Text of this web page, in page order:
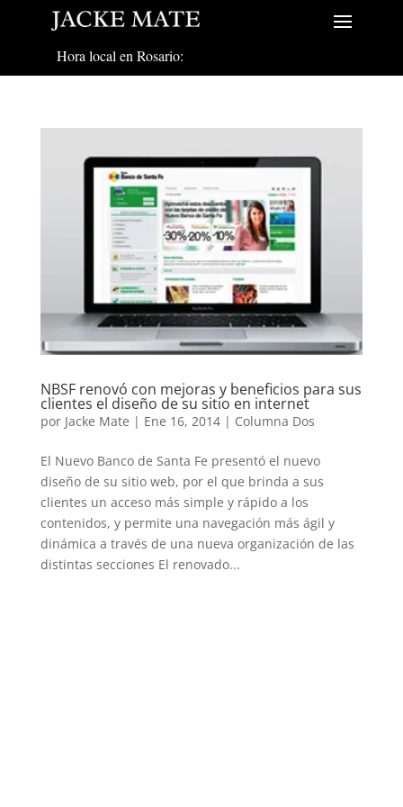
Hora local en Rosario:
NBSF renovó con mejoras y beneficios para sus
clientes el diseño de su sitio en internet
por Jacke Mate | Ene 16, 2014| Columna Dos
El Nuevo Banco de Santa Fe presentó el nuevo
diseño de su sitio web, por el que brinda a sus
clientes un acceso más simple y rápido a los
contenidos, y permite una navegación más ágil y
dinámica a través de una nueva organización de las
distintas secciones El renovado...